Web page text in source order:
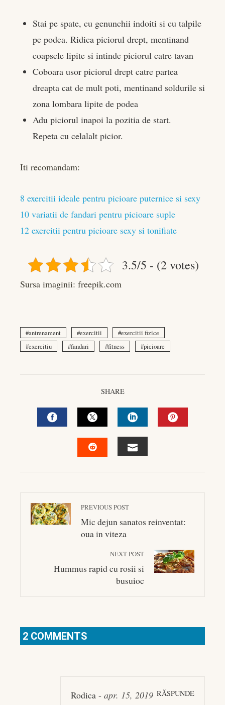
Stai pe spate, cu genunchii indoiti si cu talpile
pe podea. Ridica piciorul drept, mentinand
coapsele lipite si intinde piciorul catre tavan
Coboara usor piciorul drept catre partea
dreapta cat de mult poti, mentinand soldurile si
zona lombara lipite de podea
Adu piciorul inapoi la pozitia de start.
Repeta cu celalalt picior.
Iti recomandam:
8 exercitii ideale pentru picioare puternice si sexy
10 variatii de fandari pentru picioare suple
12 exercitii pentru picioare sexy si tonifiate
3.5/5 - (2 votes)
Sursa imaginii: freepik.com
antrenament exercitii
exercitii fizice
exercitiu
fandari fitness picioare
SHARE
FACEBOOKTWITTERLINKEDIN
PREVIOUS POST
Mic dejun sanatos reinventat:
oua in viteza
NEXT POST
Hummus rapid cu rosii si
busuioc
2 COMMENTS
Rodica - apr. 15, 2019 RĂSPUNDE